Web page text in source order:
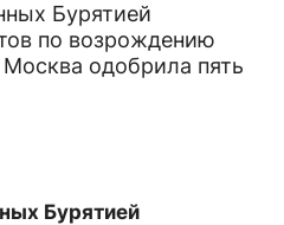
Бурятией
по возрождению
Москва одобрила пять
Бурятией